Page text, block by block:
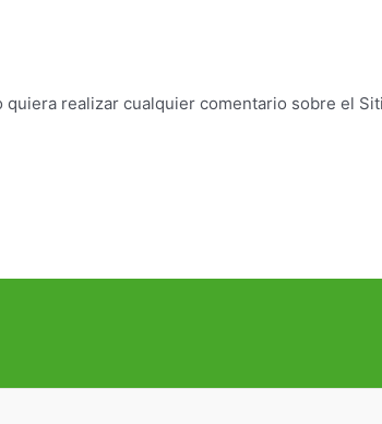
realizar cualquier comentario sobre el